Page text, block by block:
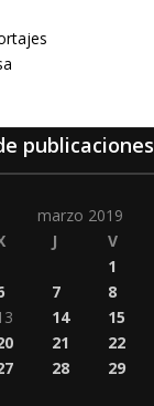
publicaciones
marzo 2019
J V
1
7 8
14 15
21 22
28 29